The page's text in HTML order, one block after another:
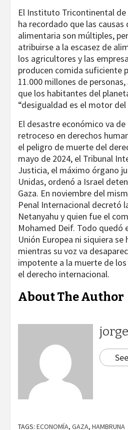
El Instituto Tricontinental de
ha recordado que las causas
alimentaria son múltiples,
atribuirse a la escasez de
los agricultores y las
producen comida suficiente
11.000 millones de
que los habitantes del
“desigualdad es el motor del
El desastre económico va
retroceso en derechos
el peligro de muerte del
mayo de 2024, el Tribunal
Justicia, el máximo órgano
Unidas, ordenó a Israel
Gaza. En noviembre del
Penal Internacional decretó
Netanyahu y quien fue el
Mohamed Deif. Todo quedó
Unión Europea ni siquiera se
mientras su voz va
impotente a la muerte de
el derecho internacional.
About The Author
TAGS: ECONOMÍA, GAZA, HAMBRUNA